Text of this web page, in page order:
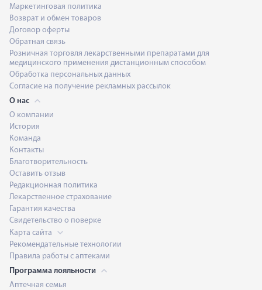
Маркетинговая политика
Возврат и обмен товаров
Договор оферты
Обратная связь
Розничная торговля лекарственными препаратами для
медицинского применения дистанционным способом
Обработка персональных данных
Согласие на получение рекламных рассылок
О нас
О компании
История
Команда
Контакты
Благотворительность
Оставить отзыв
Редакционная политика
Лекарственное страхование
Гарантия качества
Свидетельство о поверке
Карта сайта
Рекомендательные технологии
Правила работы с аптеками
Программа лояльности
Аптечная семья